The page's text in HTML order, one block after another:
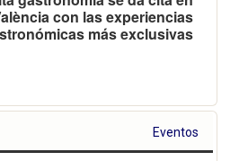
con las experiencias
más exclusivas
Eventos